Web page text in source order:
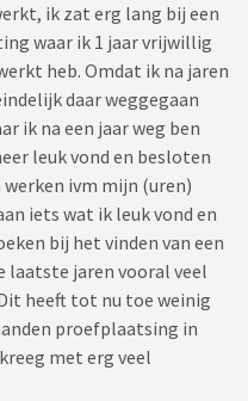
ik zat erg lang bij een
waar ik 1 jaar vrijwillig
heb. Omdat ik na jaren
daar weggegaan
ik na een jaar weg ben
leuk vond en besloten
werken ivm mijn (uren)
iets wat ik leuk vond en
bij het vinden van een
laatste jaren vooral veel
heeft tot nu toe weinig
proefplaatsing in
met erg veel